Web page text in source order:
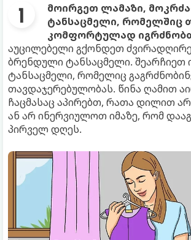
მოირგეთ ლამაზი,
ტანსაცმელი, რომელშიც
კომფორტულად
აუცილებელი გქონდეთ
ბრენდული ტანსაცმელი. შეარჩიეთ
ტანსაცმელი, რომელიც
თავდაჯერებულობას. წინა ღამით
ჩაცმასაც აპირებთ, რათა დილით
ან არ ინერვიულოთ იმაზე, რომ
პირველ დღეს.